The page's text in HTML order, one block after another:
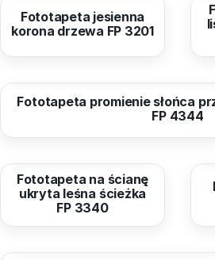
Fototapeta jesienna
korona drzewa FP 3201
od40,96 zł
Fototapeta promienie słońca
FP 4344
od40,96 zł
Fototapeta na ścianę
ukryta leśna ścieżka
FP 3340
od40,96 zł